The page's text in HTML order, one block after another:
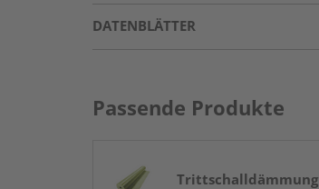
DATENBLÄTTER
Passende Produkte
Trittschalldämmung